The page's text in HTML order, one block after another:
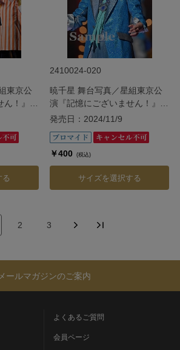
東京公
！』
』
る
2410024-020
暁千星 舞台写真／星組東京公
演『記憶にございません！』
『Tiara Azul ―Destino―』
発売日：2024/11/9
￥400 (税込)
サイズを選択する
2 3
メールマガジンのご案内
よくあるご質問
会員ページ